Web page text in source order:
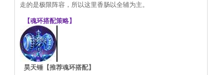
走的是极限阵容，所以这里香肠以全辅为主。
【魂环搭配策略】
昊天锤【推荐魂环搭配】